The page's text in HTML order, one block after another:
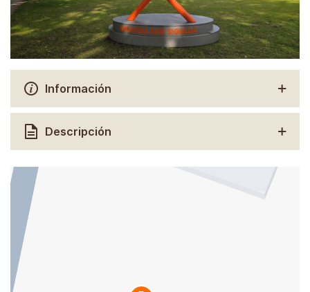
Información
Descripción